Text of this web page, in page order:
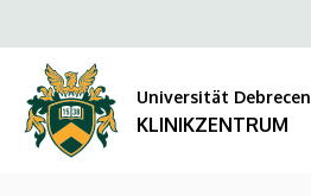
Map
KLINIKZENTRUM
zum
Inhalt
Universität Debrecen
KLINIKZENTRUM